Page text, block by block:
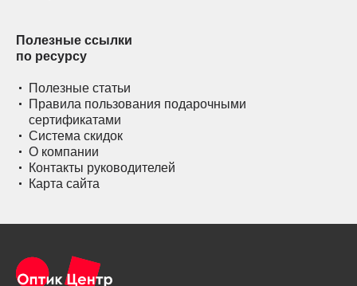
Полезные ссылки
по ресурсу
Полезные статьи
Правила пользования подарочными
сертификатами
Система скидок
О компании
Контакты руководителей
Карта сайта